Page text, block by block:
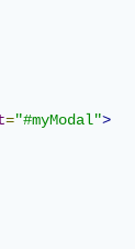
="#myModal">